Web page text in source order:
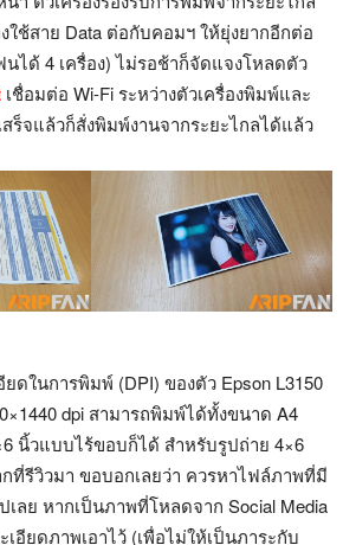
ใช้สาย Data ต่อกับคอมฯ ให้ยุ่งยากอีกต่อ
ได้ 4 เครื่อง) ไม่รอช้าก็จัดแจงโหลดตัว
เชื่อมต่อ Wi-Fi ระหว่างตัวเครื่องพิมพ์และ
ร็จแล้วก็สั่งพิมพ์งานจากระยะไกลได้แล้ว
ดในการพิมพ์ (DPI) ของตัว Epson L3150
dpi สามารถพิมพ์ได้ทั้งขนาด A4
นิ้วแบบไร้ขอบก็ได้ สำหรับรูปถ่าย 4×6
ที่รีวิวมา ขอบอกเลยว่า ควรหาไฟล์ภาพที่มี
เลย หากเป็นภาพที่โหลดจาก Social Media
อียดภาพเอาไว้ (เพื่อไม่ให้เป็นภาระกับ